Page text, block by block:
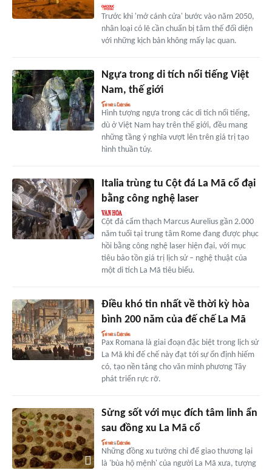
Trước khi 'mở cánh cửa' bước vào năm 2050,
nhân loại có lẽ cần chuẩn bị tâm thế đối diện
với những kịch bản không mấy lạc quan.
Ngựa trong di tích nổi tiếng Việt
Nam, thế giới
Hình tượng ngựa trong các di tích nổi tiếng,
dù ở Việt Nam hay trên thế giới, đều mang
những tầng ý nghĩa vượt lên trên giá trị tạo
hình thuần túy.
Italia trùng tu Cột đá La Mã cổ đại
bằng công nghệ laser
Cột đá cẩm thạch Marcus Aurelius gần 2.000
năm tuổi tại trung tâm Rome đang được phục
hồi bằng công nghệ laser hiện đại, với mục
tiêu bảo tồn giá trị lịch sử – nghệ thuật của
một di tích La Mã tiêu biểu.
Điều khó tin nhất về thời kỳ hòa
bình 200 năm của đế chế La Mã
Pax Romana là giai đoạn đặc biệt trong lịch sử
La Mã khi đế chế này đạt tới sự ổn định hiếm
có, tạo nền tảng cho văn minh phương Tây
phát triển rực rỡ.
Sửng sốt với mục đích tâm linh ẩn
sau đồng xu La Mã cổ
Những đồng xu tưởng chỉ để giao thương lại
là 'bùa hộ mệnh' của người La Mã xưa, tượng